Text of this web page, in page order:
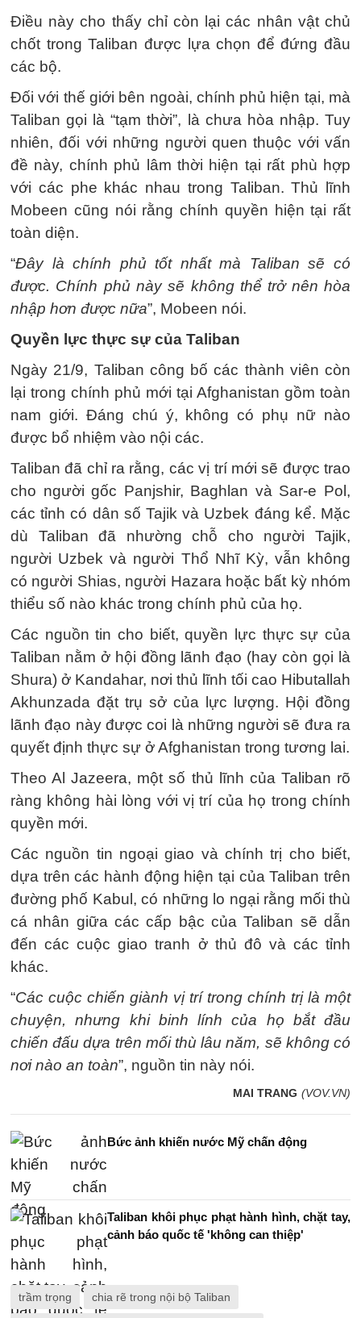
Điều này cho thấy chỉ còn lại các nhân vật chủ
chốt trong Taliban được lựa chọn để đứng đầu
các bộ.
Đối với thế giới bên ngoài, chính phủ hiện tại, mà
Taliban gọi là “tạm thời”, là chưa hòa nhập. Tuy
nhiên, đối với những người quen thuộc với vấn
đề này, chính phủ lâm thời hiện tại rất phù hợp
với các phe khác nhau trong Taliban. Thủ lĩnh
Mobeen cũng nói rằng chính quyền hiện tại rất
toàn diện.
“Đây là chính phủ tốt nhất mà Taliban sẽ có
được. Chính phủ này sẽ không thể trở nên hòa
nhập hơn được nữa”, Mobeen nói.
Quyền lực thực sự của Taliban
Ngày 21/9, Taliban công bố các thành viên còn
lại trong chính phủ mới tại Afghanistan gồm toàn
nam giới. Đáng chú ý, không có phụ nữ nào
được bổ nhiệm vào nội các.
Taliban đã chỉ ra rằng, các vị trí mới sẽ được trao
cho người gốc Panjshir, Baghlan và Sar-e Pol,
các tỉnh có dân số Tajik và Uzbek đáng kể. Mặc
dù Taliban đã nhường chỗ cho người Tajik,
người Uzbek và người Thổ Nhĩ Kỳ, vẫn không
có người Shias, người Hazara hoặc bất kỳ nhóm
thiểu số nào khác trong chính phủ của họ.
Các nguồn tin cho biết, quyền lực thực sự của
Taliban nằm ở hội đồng lãnh đạo (hay còn gọi là
Shura) ở Kandahar, nơi thủ lĩnh tối cao Hibutallah
Akhunzada đặt trụ sở của lực lượng. Hội đồng
lãnh đạo này được coi là những người sẽ đưa ra
quyết định thực sự ở Afghanistan trong tương lai.
Theo Al Jazeera, một số thủ lĩnh của Taliban rõ
ràng không hài lòng với vị trí của họ trong chính
quyền mới.
Các nguồn tin ngoại giao và chính trị cho biết,
dựa trên các hành động hiện tại của Taliban trên
đường phố Kabul, có những lo ngại rằng mối thù
cá nhân giữa các cấp bậc của Taliban sẽ dẫn
đến các cuộc giao tranh ở thủ đô và các tỉnh
khác.
“Các cuộc chiến giành vị trí trong chính trị là một
chuyện, nhưng khi binh lính của họ bắt đầu
chiến đấu dựa trên mối thù lâu năm, sẽ không có
nơi nào an toàn”, nguồn tin này nói.
MAI TRANG (VOV.VN)
Bức ảnh khiến nước Mỹ chấn động
Taliban khôi phục phạt hành hình, chặt tay,
cảnh báo quốc tế 'không can thiệp'
trầm trọng chia rẽ trong nội bộ Taliban